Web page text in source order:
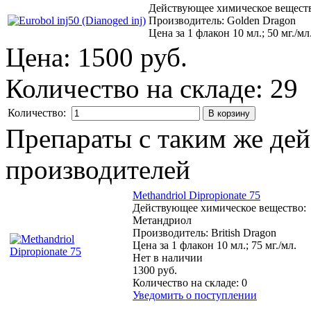
Действующее химическое
Производитель: Golden Dragon
Цена за 1 флакон 10 мл.; 50 мг./
Цена: 1500 руб.
Количество на складе: 29
Количество:
Препараты с таким же
производителей
Methandriol Dipropionate 75
Действующее химическое вещество:
Метандриол
Производитель: British Dragon
Цена за 1 флакон 10 мл.; 75 мг./мл.
Нет в наличии
1300 руб.
Количество на складе: 0
Уведомить о поступлении